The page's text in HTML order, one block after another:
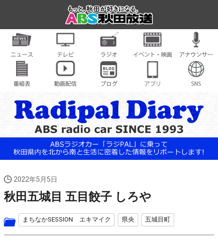
2022年5月5日
秋田五城目 五目餃子 しろや
まちなかSESSION エキマイク 県央 五城目町